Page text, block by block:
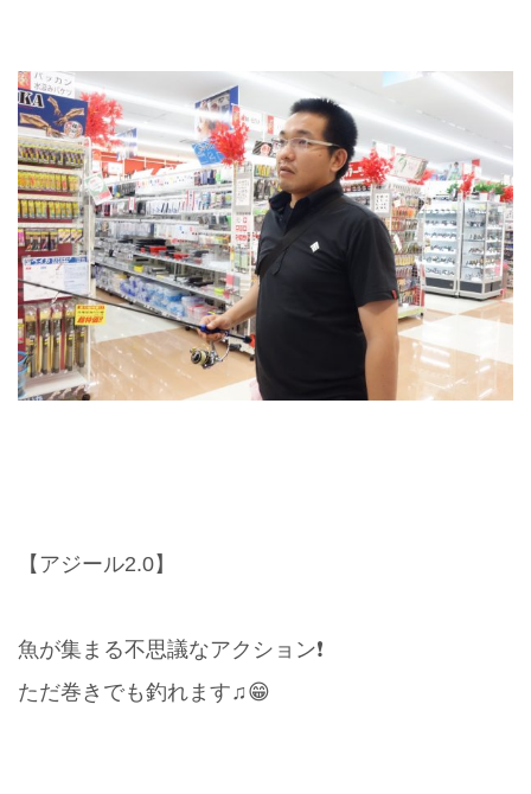
【アジール2.0】
魚が集まる不思議なアクション❗️
ただ巻きでも釣れます♫😁